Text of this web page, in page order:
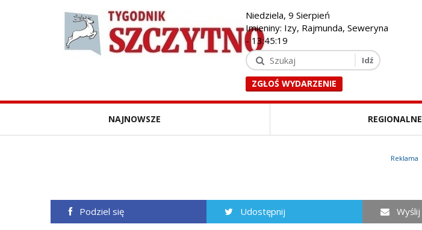
Niedziela, 9 Sierpień
Imieniny: Izy, Rajmunda, Seweryna
-13:45:20
ZGŁOŚ WYDARZENIE
NAJNOWSZE REGIONALNE
Reklama
Podziel się Udostępnij Wyślij